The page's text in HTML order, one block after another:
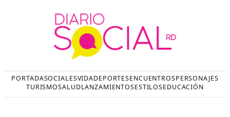
PORTADASOCIALESVIDADEPORTESENCUENTROSPERSONAJES
TURISMOSALUDLANZAMIENTOSESTILOSEDUCACIÓN